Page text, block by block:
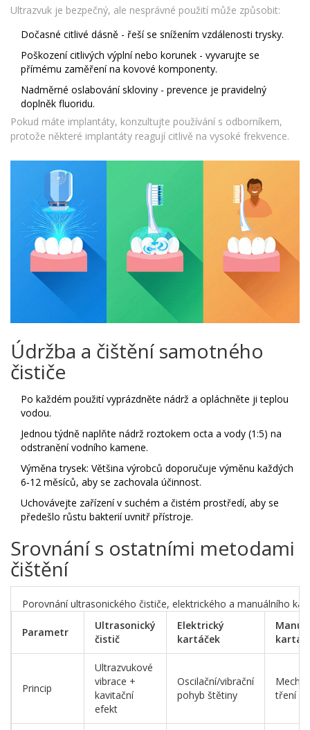
Ultrazvuk je bezpečný, ale nesprávné použití může způsobit:
Dočasné citlivé dásně - řeší se snížením vzdálenosti trysky.
Poškození citlivých výplní nebo korunek - vyvarujte se
přímému zaměření na kovové komponenty.
Nadměrné oslabování skloviny - prevence je pravidelný
doplněk fluoridu.
Pokud máte implantáty, konzultujte používání s odborníkem,
protože některé implantáty reagují citlivě na vysoké frekvence.
Údržba a čištění samotného
čističe
Po každém použití vyprázdněte nádrž a opláchněte ji teplou
vodou.
Jednou týdně naplňte nádrž roztokem octa a vody (1:5) na
odstranění vodního kamene.
Výměna trysek: Většina výrobců doporučuje výměnu každých
6‑12 měsíců, aby se zachovala účinnost.
Uchovávejte zařízení v suchém a čistém prostředí, aby se
předešlo růstu bakterií uvnitř přístroje.
Srovnání s ostatními metodami
čištění
Porovnání ultrasonického čističe, elektrického a manuálního
Parametr
Ultrasonický
čistič
Elektrický
kartáček
Princip
Ultrazvukové
vibrace +
kavitační
efekt
Oscilační/vibrační
pohyb štětiny
tření